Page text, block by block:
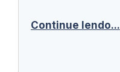
Continue lendo...